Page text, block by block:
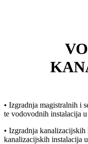
• Izgradnja magistralnih i
te vodovodnih instalacija
• Izgradnja
kanalizacijskih instalacija